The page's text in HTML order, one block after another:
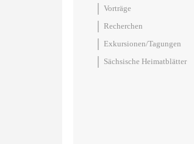
Vorträge
Recherchen
Exkursionen/Tagungen
Sächsische Heimatblätter